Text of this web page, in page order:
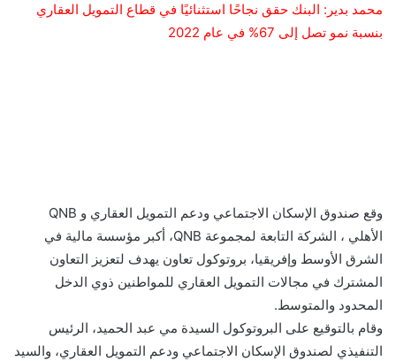
محمد بدير: البنك حقق نجاحًا استثنائيًا في قطاع التمويل العقاري
بنسبة نمو تصل إلى 67% في عام 2022
وقع صندوق الإسكان الاجتماعي ودعم التمويل العقاري و QNB
الأهلي ، الشركة التابعة لمجموعة QNB، أكبر مؤسسة مالية في
الشرق الأوسط وإفريقيا، بروتوكول تعاون يهدف لتعزيز التعاون
المشترك في مجالات التمويل العقاري للمواطنين ذوي الدخل
المحدود والمتوسط.
وقام بالتوقيع على البروتوكول السيدة مي عبد الحميد، الرئيس
التنفيذي لصندوق الإسكان الاجتماعي ودعم التمويل العقاري، والسيد